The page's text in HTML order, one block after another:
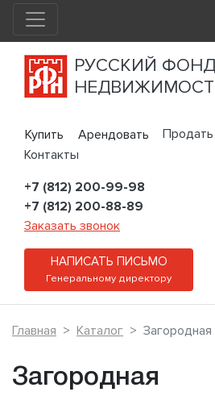
РУССКИЙ ФОНД
Купить Арендовать Продать
Контакты
+7 (812) 200-99-98
+7 (812) 200-88-89
Заказать звонок
НАПИСАТЬ ПИСЬМО
Генеральному директору
Главная Каталог
Загородная